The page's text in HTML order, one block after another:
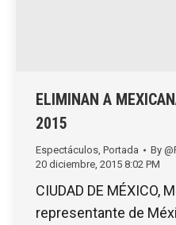
ELIMINAN A
2015
Espectáculos Portada By
20 diciembre, 2015 8:02 PM
CIUDAD DE MÉXICO,
representante de